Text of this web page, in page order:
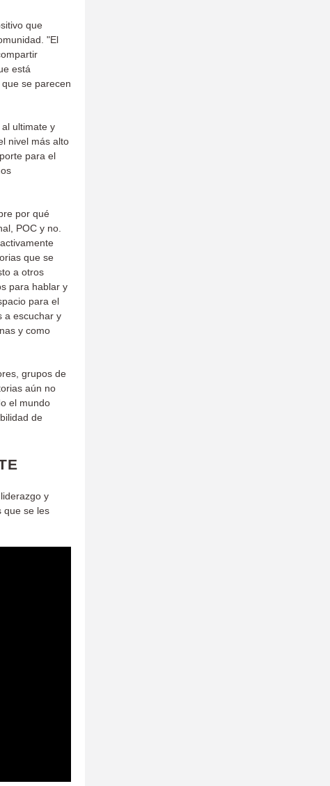
que
"El
está
se parecen
ultimate y
nivel más alto
para el
por qué
POC y no.
que se
a otros
para hablar y
para el
a escuchar y
y como
grupos de
aún no
el mundo
de
y
que se les